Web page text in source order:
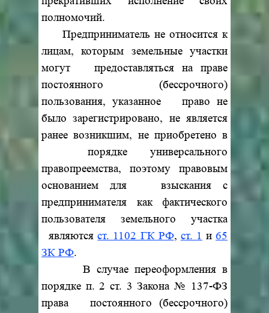
полномочий.
Предприниматель не относится к
лицам, которым земельные участки
могут предоставляться на праве
постоянного (бессрочного)
пользования, указанное право не
было зарегистрировано, не является
ранее возникшим, не приобретено в
порядке универсального
правопреемства, поэтому правовым
основанием для взыскания с
предпринимателя как фактического
пользователя земельного участка
являютсяст. 1102 ГК РФ, ст. 1 и65
ЗК РФ.
В случае переоформления в
порядке п. 2 ст. 3 Закона № 137-ФЗ
права постоянного (бессрочного)